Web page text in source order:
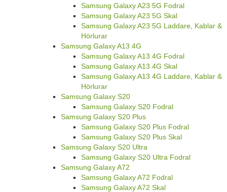
Samsung Galaxy A23 5G Fodral
Samsung Galaxy A23 5G Skal
Samsung Galaxy A23 5G Laddare, Kablar &
Hörlurar
Samsung Galaxy A13 4G
Samsung Galaxy A13 4G Fodral
Samsung Galaxy A13 4G Skal
Samsung Galaxy A13 4G Laddare, Kablar &
Hörlurar
Samsung Galaxy S20
Samsung Galaxy S20 Fodral
Samsung Galaxy S20 Plus
Samsung Galaxy S20 Plus Fodral
Samsung Galaxy S20 Plus Skal
Samsung Galaxy S20 Ultra
Samsung Galaxy S20 Ultra Fodral
Samsung Galaxy A72
Samsung Galaxy A72 Fodral
Samsung Galaxy A72 Skal